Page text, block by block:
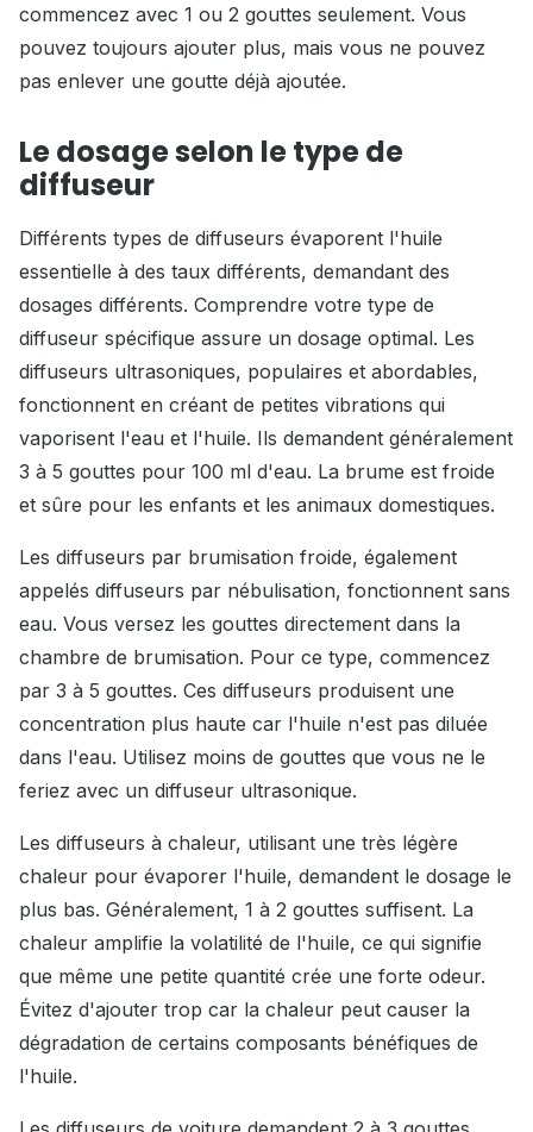
commencez avec 1 ou 2 gouttes seulement. Vous
pouvez toujours ajouter plus, mais vous ne pouvez
pas enlever une goutte déjà ajoutée.
Le dosage selon le type de
diffuseur
Différents types de diffuseurs évaporent l'huile
essentielle à des taux différents, demandant des
dosages différents. Comprendre votre type de
diffuseur spécifique assure un dosage optimal. Les
diffuseurs ultrasoniques, populaires et abordables,
fonctionnent en créant de petites vibrations qui
vaporisent l'eau et l'huile. Ils demandent généralement
3 à 5 gouttes pour 100 ml d'eau. La brume est froide
et sûre pour les enfants et les animaux domestiques.
Les diffuseurs par brumisation froide, également
appelés diffuseurs par nébulisation, fonctionnent sans
eau. Vous versez les gouttes directement dans la
chambre de brumisation. Pour ce type, commencez
par 3 à 5 gouttes. Ces diffuseurs produisent une
concentration plus haute car l'huile n'est pas diluée
dans l'eau. Utilisez moins de gouttes que vous ne le
feriez avec un diffuseur ultrasonique.
Les diffuseurs à chaleur, utilisant une très légère
chaleur pour évaporer l'huile, demandent le dosage le
plus bas. Généralement, 1 à 2 gouttes suffisent. La
chaleur amplifie la volatilité de l'huile, ce qui signifie
que même une petite quantité crée une forte odeur.
Évitez d'ajouter trop car la chaleur peut causer la
dégradation de certains composants bénéfiques de
l'huile.